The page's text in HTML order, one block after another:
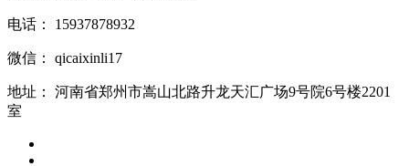
电话： 15937878932
微信： qicaixinli17
地址：
河南省郑州市嵩山北路升龙天汇广场9号院6号楼2201
室